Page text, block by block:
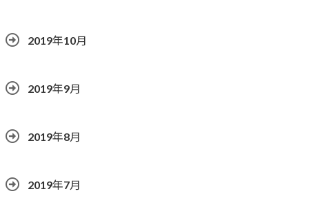
2019年10月
2019年9月
2019年8月
2019年7月